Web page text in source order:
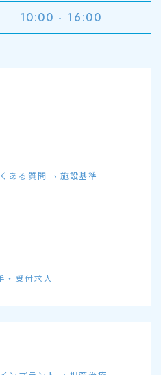
10:00 - 16:00
ある質問 施設基準
・受付求人